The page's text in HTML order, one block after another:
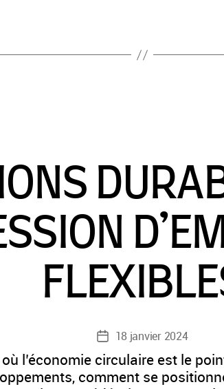
Date
de
18 janvier 2024
où l’économie circulaire est le
comment se